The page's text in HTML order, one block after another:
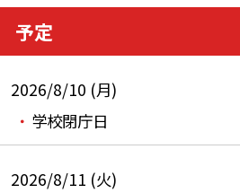
予定
2026/8/10 (月)
学校閉庁日
2026/8/11 (火)